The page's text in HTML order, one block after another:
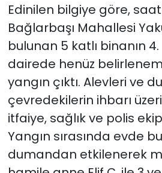
Edinilen bilgiye göre, saat
Bağlarbaşı Mahallesi
bulunan 5 katlı binanın
dairede henüz
yangın çıktı. Alevleri ve
çevredekilerin ihbarı
itfaiye, sağlık ve polis
Yangın sırasında evde
dumandan etkilenerek